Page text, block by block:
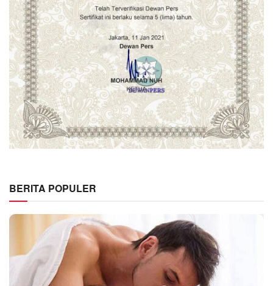
BERITA POPULER